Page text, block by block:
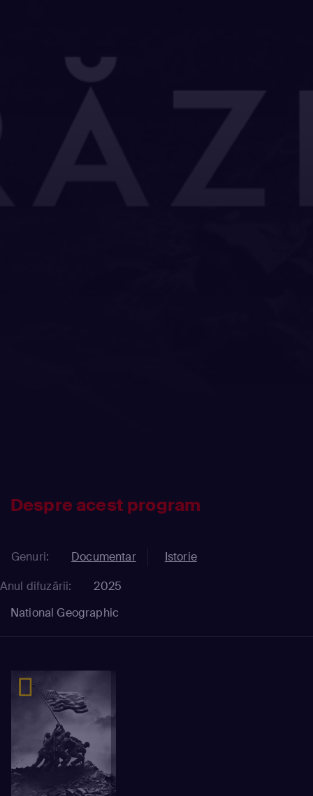
Despre acest program
Genuri: Documentar
Istorie
Anul difuzării:
2025
National Geographic